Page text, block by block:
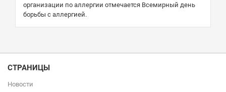
организации по аллергии отмечается Всемирный день
борьбы с аллергией.
СТРАНИЦЫ
Новости